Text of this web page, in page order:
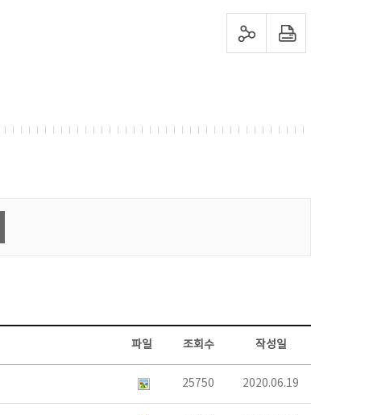
sns 공유하기 프린트하기
파일 조회수 작성일
25750 2020.06.19